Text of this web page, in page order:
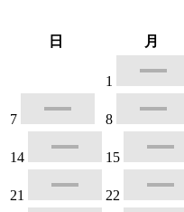
日
月
1
7 8
14 15
21 22